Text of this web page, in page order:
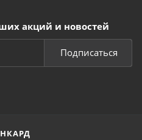
акций и новостей
Подписаться